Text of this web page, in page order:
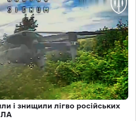
і знищили лігво російських